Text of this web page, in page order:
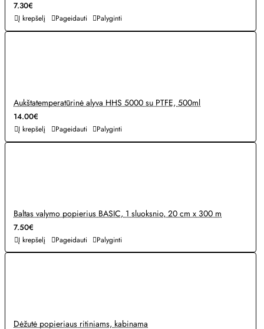
7.30€
Į krepšelį Pageidauti Palyginti
Aukštatemperatūrinė alyva HHS 5000 su PTFE, 500ml
14.00€
Į krepšelį Pageidauti Palyginti
Baltas valymo popierius BASIC, 1 sluoksnio, 20 cm x 300 m
7.50€
Į krepšelį Pageidauti Palyginti
Dėžutė popieriaus ritiniams, kabinama